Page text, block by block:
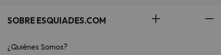
SOBRE ESQUIADES.COM
¿Quiénes Somos?